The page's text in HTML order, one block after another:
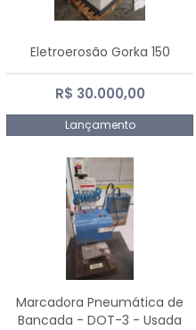
Eletroerosão Gorka 150
R$ 30.000,00
Lançamento
Marcadora Pneumática de
Bancada - DOT-3 - Usada